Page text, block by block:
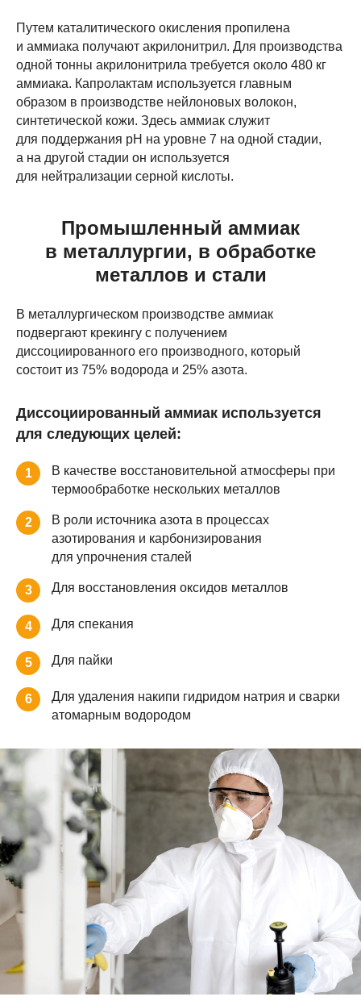
Путем каталитического окисления пропилена
и аммиака получают акрилонитрил. Для производства
одной тонны акрилонитрила требуется около 480 кг
аммиака. Капролактам используется главным
образом в производстве нейлоновых волокон,
синтетической кожи. Здесь аммиак служит
для поддержания рН на уровне 7 на одной стадии,
а на другой стадии он используется
для нейтрализации серной кислоты.
Промышленный аммиак
в металлургии, в обработке
металлов и стали
В металлургическом производстве аммиак
подвергают крекингу с получением
диссоциированного его производного, который
состоит из 75% водорода и 25% азота.
Диссоциированный аммиак используется
для следующих целей:
1
В качестве восстановительной атмосферы при
термообработке нескольких металлов
2
В роли источника азота в процессах
азотирования и карбонизирования
для упрочнения сталей
3 Для восстановления оксидов металлов
4 Для спекания
5 Для пайки
6
Для удаления накипи гидридом натрия и сварки
атомарным водородом